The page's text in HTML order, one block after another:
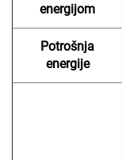
energijom
Potrošnja
energije